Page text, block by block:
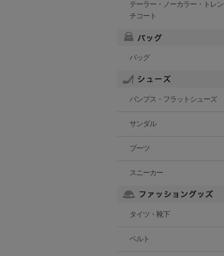
テーラー・ノーカラー・トレン
チコート
バッグ
パンプス・フラットシューズ
サンダル
ブーツ
スニーカー
タイツ・靴下
ベルト